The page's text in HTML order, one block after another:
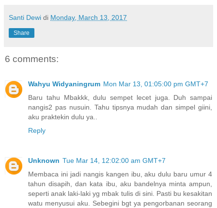
Santi Dewi di Monday, March 13, 2017
Share
6 comments:
Wahyu Widyaningrum Mon Mar 13, 01:05:00 pm GMT+7
Baru tahu Mbakkk, dulu sempet lecet juga. Duh sampai
nangis2 pas nusuin. Tahu tipsnya mudah dan simpel giini,
aku praktekin dulu ya..
Reply
Unknown Tue Mar 14, 12:02:00 am GMT+7
Membaca ini jadi nangis kangen ibu, aku dulu baru umur 4
tahun disapih, dan kata ibu, aku bandelnya minta ampun,
seperti anak laki-laki yg mbak tulis di sini. Pasti bu kesakitan
watu menyusui aku. Sebegini bgt ya pengorbanan seorang